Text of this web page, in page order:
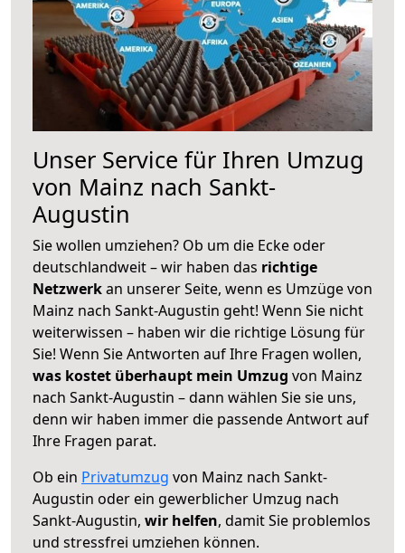
Unser Service für Ihren Umzug
von Mainz nach Sankt-
Augustin
Sie wollen umziehen? Ob um die Ecke oder
deutschlandweit – wir haben das richtige
Netzwerkan unserer Seite, wenn es Umzüge von
Mainz nach Sankt-Augustin geht! Wenn Sie nicht
weiterwissen – haben wir die richtige Lösung für
Sie! Wenn Sie Antworten auf Ihre Fragen wollen,
was kostet überhaupt mein Umzug von Mainz
nach Sankt-Augustin – dann wählen Sie sie uns,
denn wir haben immer die passende Antwort auf
Ihre Fragen parat.
Ob ein Privatumzug von Mainz nach Sankt-
Augustin oder ein gewerblicher Umzug nach
Sankt-Augustin, wir helfen, damit Sie problemlos
und stressfrei umziehen können.